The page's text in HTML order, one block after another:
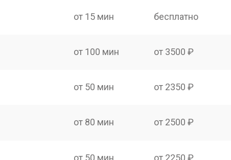
от 15 мин бесплатно
от 100 мин от 3500 ₽
от 50 мин от 2350 ₽
от 80 мин от 2500 ₽
от 50 мин от 2250 ₽